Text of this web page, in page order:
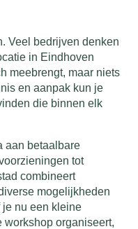
Veel bedrijven denken
in Eindhoven
meebrengt, maar niets
en aanpak kun je
die binnen elk
aan betaalbare
tot
combineert
mogelijkheden
nu een kleine
workshop organiseert,